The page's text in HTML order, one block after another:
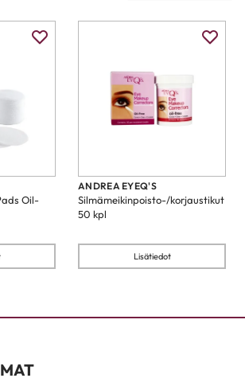
Oil-
ANDREA EYEQ'S
Silmämeikinpoisto-/korjaustikut
50 kpl
Lisätiedot